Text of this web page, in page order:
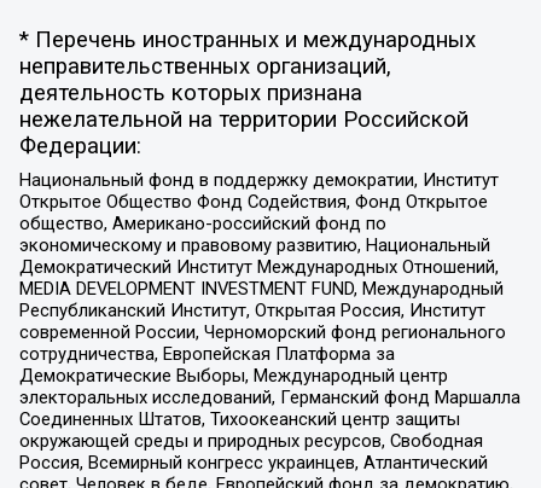
* Перечень иностранных и международных
неправительственных организаций,
деятельность которых признана
нежелательной на территории Российской
Федерации:
Национальный фонд в поддержку демократии, Институт
Открытое Общество Фонд Содействия, Фонд Открытое
общество, Американо-российский фонд по
экономическому и правовому развитию, Национальный
Демократический Институт Международных Отношений,
MEDIA DEVELOPMENT INVESTMENT FUND, Международный
Республиканский Институт, Открытая Россия, Институт
современной России, Черноморский фонд регионального
сотрудничества, Европейская Платформа за
Демократические Выборы, Международный центр
электоральных исследований, Германский фонд Маршалла
Соединенных Штатов, Тихоокеанский центр защиты
окружающей среды и природных ресурсов, Свободная
Россия, Всемирный конгресс украинцев, Атлантический